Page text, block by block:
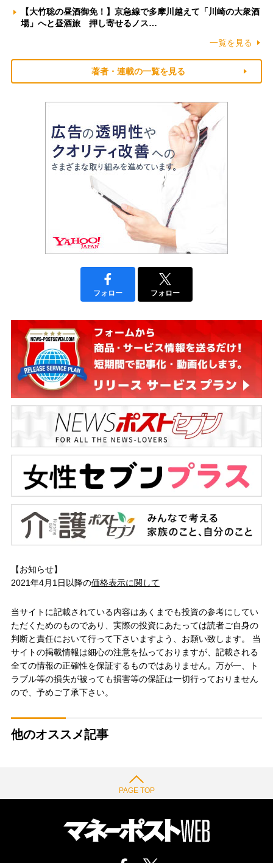
【大竹聡の昼酒御免！】京急線で多摩川越えて「川崎の大衆酒
場」へと昼酒旅 押し寄せるノス…
一覧を見る
著者・連載の一覧を見る
フォロー フォロー
【お知らせ】
2021年4月1日以降の価格表示に関して
当サイトに記載されている内容はあくまでも投資の参考にしてい
ただくためのものであり、実際の投資にあたっては読者ご自身の
判断と責任において行って下さいますよう、お願い致します。 当
サイトの掲載情報は細心の注意を払っておりますが、記載される
全ての情報の正確性を保証するものではありません。万が一、ト
ラブル等の損失が被っても損害等の保証は一切行っておりません
ので、予めご了承下さい。
他のオススメ記事
PAGE TOP